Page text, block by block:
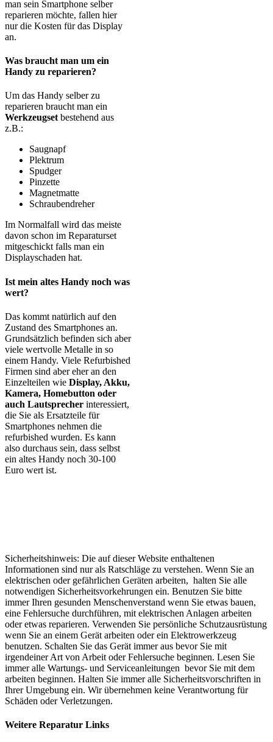
man sein Smartphone selber
reparieren möchte, fallen hier
nur die Kosten für das Display
an.
Was braucht man um ein
Handy zu reparieren?
Um das Handy selber zu
reparieren braucht man ein
Werkzeugset bestehend aus
z.B.:
Saugnapf
Plektrum
Spudger
Pinzette
Magnetmatte
Schraubendreher
Im Normalfall wird das meiste
davon schon im Reparaturset
mitgeschickt falls man ein
Displayschaden hat.
Ist mein altes Handy noch was
wert?
Das kommt natürlich auf den
Zustand des Smartphones an.
Grundsätzlich befinden sich aber
viele wertvolle Metalle in so
einem Handy. Viele Refurbished
Firmen sind aber eher an den
Einzelteilen wie Display, Akku,
Kamera, Homebutton oder
auch Lautsprecher interessiert,
die Sie als Ersatzteile für
Smartphones nehmen die
refurbished wurden. Es kann
also durchaus sein, dass selbst
ein altes Handy noch 30-100
Euro wert ist.
Sicherheitshinweis: Die auf dieser Website enthaltenen
Informationen sind nur als Ratschläge zu verstehen. Wenn Sie an
elektrischen oder gefährlichen Geräten arbeiten, halten Sie alle
notwendigen Sicherheitsvorkehrungen ein. Benutzen Sie bitte
immer Ihren gesunden Menschenverstand wenn Sie etwas bauen,
eine Fehlersuche durchführen, mit elektrischen Anlagen arbeiten
oder etwas reparieren. Verwenden Sie persönliche Schutzausrüstung
wenn Sie an einem Gerät arbeiten oder ein Elektrowerkzeug
benutzen. Schalten Sie das Gerät immer aus bevor Sie mit
irgendeiner Art von Arbeit oder Fehlersuche beginnen. Lesen Sie
immer alle Wartungs- und Serviceanleitungen bevor Sie mit dem
arbeiten beginnen. Halten Sie immer alle Sicherheitsvorschriften in
Ihrer Umgebung ein. Wir übernehmen keine Verantwortung für
Schäden oder Verletzungen.
Weitere Reparatur Links